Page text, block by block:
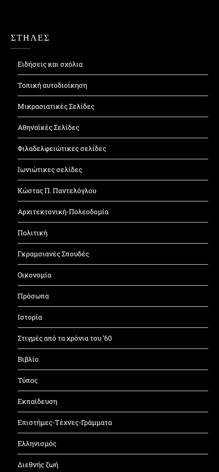
ΣΤΗΛΕΣ
Ειδήσεις και σχόλια
Τοπική αυτοδιοίκηση
Μικρασιατικές Σελίδες
Αθηναϊκές Σελίδες
Φιλαδελφειώτικες σελίδες
Ιωνιώτικες σελίδες
Κώστας Π. Παντελόγλου
Αρχιτεκτονική-Πολεοδομία
Πολιτική
Γκραμσιανές Σπουδές
Οικονομία
Πρόσωπα
Ιστορία
Στιγμές από τα χρόνια του ’60
Βιβλίο
Τύπος
Εκπαίδευση
Επιστήμες-Τέχνες-Γράμματα
Ελληνισμός
Διεθνής ζωή